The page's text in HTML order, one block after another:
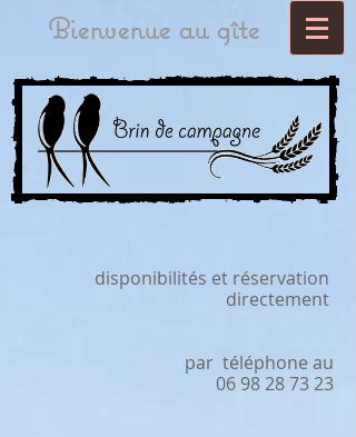
Bienvenue au gîte
disponibilités et réservation ​
directement
par téléphone au
06 98 28 73 23